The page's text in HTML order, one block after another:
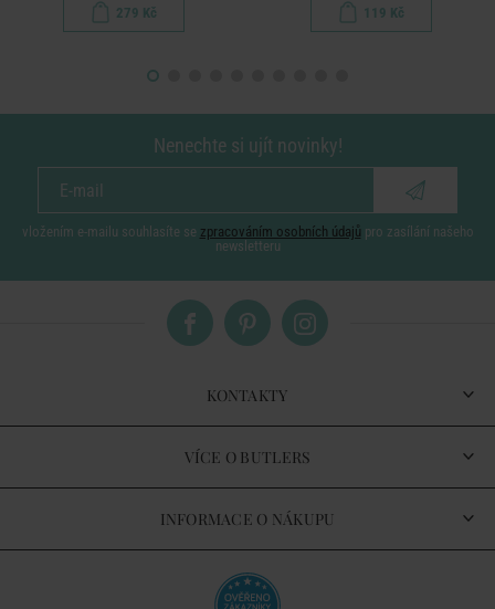
279 Kč 119 Kč
Nenechte si ujít novinky!
vložením e-mailu souhlasíte se zpracováním osobních údajů pro zasílání našeho
newsletteru
KONTAKTY
VÍCE O BUTLERS
INFORMACE O NÁKUPU